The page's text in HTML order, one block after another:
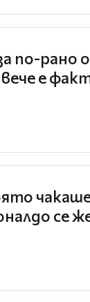
по-рано
е
се